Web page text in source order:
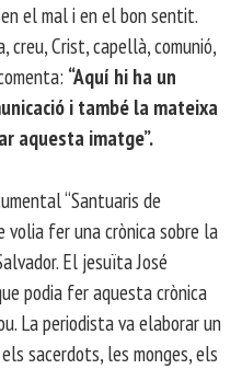
el mal i en el bon sentit.
creu, Crist, capellà, comunió,
“Aquí hi ha un
i també la mateixa
aquesta imatge”.
“Santuaris de
volia fer una crònica sobre la
El jesuïta José
podia fer aquesta crònica
La periodista va elaborar un
sacerdots, les monges, els